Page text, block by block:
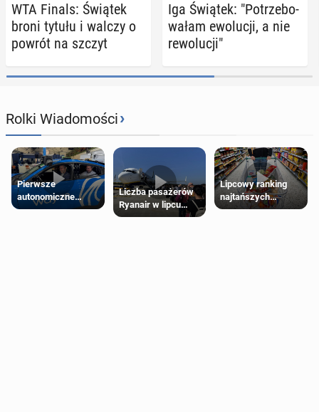
WTA Finals: Świątek
broni tytułu i walczy o
powrót na szczyt
Iga Świątek: "Po­trze­bo­
wa­łam ewo­lu­cji, a nie
re­wo­lu­cji"
Rolki Wiadomości›
Pierwsze
autonomiczne
Ubery pojawią się
Liczba pasażerów
Ryanair w lipcu
pobiła rekord
Lipcowy ranking
najtańszych
supermarketów